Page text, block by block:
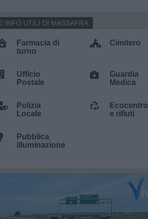
Farmacia di
turno
Cimitero
Ufficio
Postale
Guardia
Medica
Polizia
Locale
Ecocentro
e rifiuti
Pubblica
illuminazione
INFO UTILI DI MASSAFRA